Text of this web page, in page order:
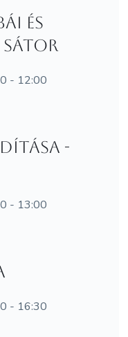
és
Sátor
- 12:00
-
- 13:00
- 16:30